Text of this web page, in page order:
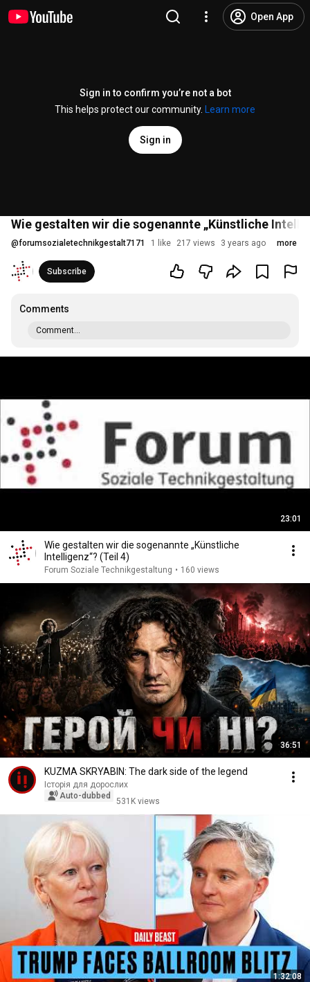
Open App
Sign in to confirm you’re not a bot
This helps protect our community.
Learn more
Sign in
Wie gestalten wir die sogenannte „Künstliche
@forumsozialetechnikgestalt7171 1 like 217 views 3 years ago more
Subscribe
Comments
Comment...
23:01
Wie gestalten wir die sogenannte „Künstliche
Intelligenz“? (Teil 4)
Forum Soziale Technikgestaltung • 160 views
36:51
KUZMA SKRYABIN: The dark side of the legend
Історія для дорослих
Auto-dubbed
531K views
1:32:08